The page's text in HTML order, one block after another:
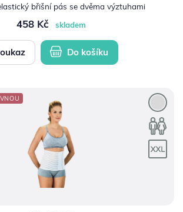
břišní pás se dvěma výztuhami
458 Kč skladem
Do košíku